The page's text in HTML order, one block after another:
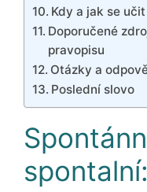
Kdy a jak se
Doporučené
pravopisu
Otázky a
Poslední slovo